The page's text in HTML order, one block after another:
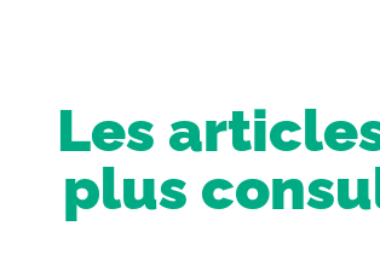
Les
plus